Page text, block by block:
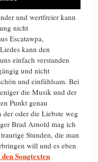
und wertfreier kann
nicht
Escatawpa,
kann den
einfach verstanden
und nicht
und einfühlsam. Bei
die Musik und der
Punkt genau
oder die Liebste weg
Brad Arnold mag ich
Stunden, die man
will und es eben
Songtexten